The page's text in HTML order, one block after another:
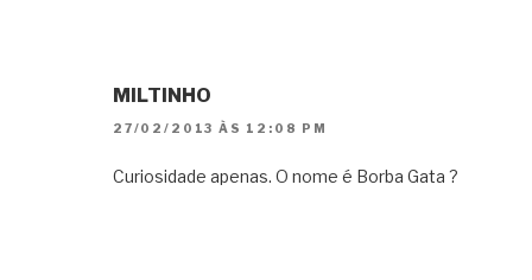
MILTINHO
27/02/2013 ÀS 12:08 PM
Curiosidade apenas. O nome é Borba Gata ?